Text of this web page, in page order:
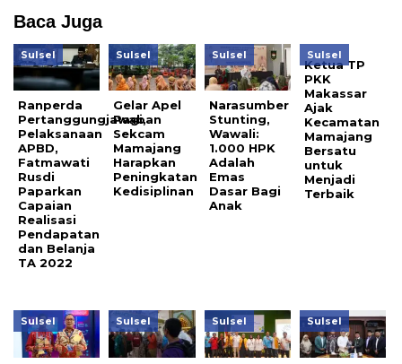
Baca Juga
Sulsel
Ranperda
Pertanggungjawaban
Pelaksanaan
APBD,
Fatmawati
Rusdi
Paparkan
Capaian
Realisasi
Pendapatan
dan Belanja
TA 2022
Sulsel
Gelar Apel
Pagi,
Sekcam
Mamajang
Harapkan
Peningkatan
Kedisiplinan
Sulsel
Narasumber
Stunting,
Wawali:
1.000 HPK
Adalah
Emas
Dasar Bagi
Anak
Sulsel
Ketua TP
PKK
Makassar
Ajak
Kecamatan
Mamajang
Bersatu
untuk
Menjadi
Terbaik
Sulsel Sulsel Sulsel Sulsel